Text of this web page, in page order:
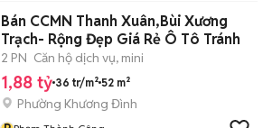
Bán CCMN Thanh Xuân,Bùi Xương
Trạch- Rộng Đẹp Giá Rẻ Ô Tô Tránh
2 PN Căn hộ dịch vụ, mini
1,88 tỷ 36 tr/m² 52 m²
Phường Khương Đình